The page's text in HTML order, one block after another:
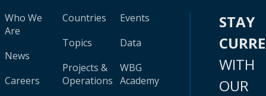
Who We
Are
News
Careers
Countries
Topics
Projects &
Operations
Events
Data
WBG
Academy
STAY
WITH
OUR